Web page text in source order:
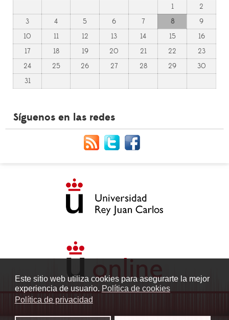
Este sitio web utiliza cookies para asegurarte la mejor
experiencia de usuario. Política de cookies
Política de privacidad
1
2
3
4 5 6 7 8
9
10
11 12 13 14 15
16
17
18 19 20 21 22
23
24
25 26 27 28 29
30
31
Síguenos en las redes